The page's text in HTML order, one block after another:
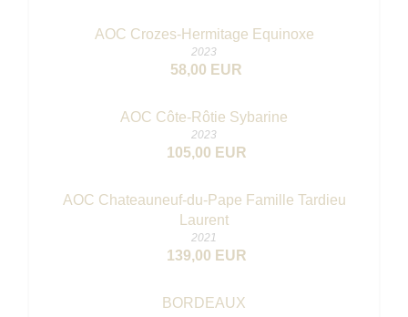
AOC Crozes-Hermitage Equinoxe
2023
58,00 EUR
AOC Côte-Rôtie Sybarine
2023
105,00 EUR
AOC Chateauneuf-du-Pape Famille Tardieu
Laurent
2021
139,00 EUR
BORDEAUX